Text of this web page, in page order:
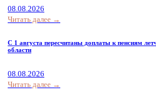
08.08.2026
Читать далее →
С 1 августа пересчитаны доплаты к пенсиям
области
08.08.2026
Читать далее →